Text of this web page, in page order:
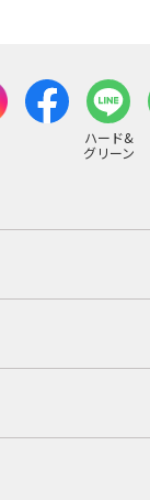
ハード&
グリーン